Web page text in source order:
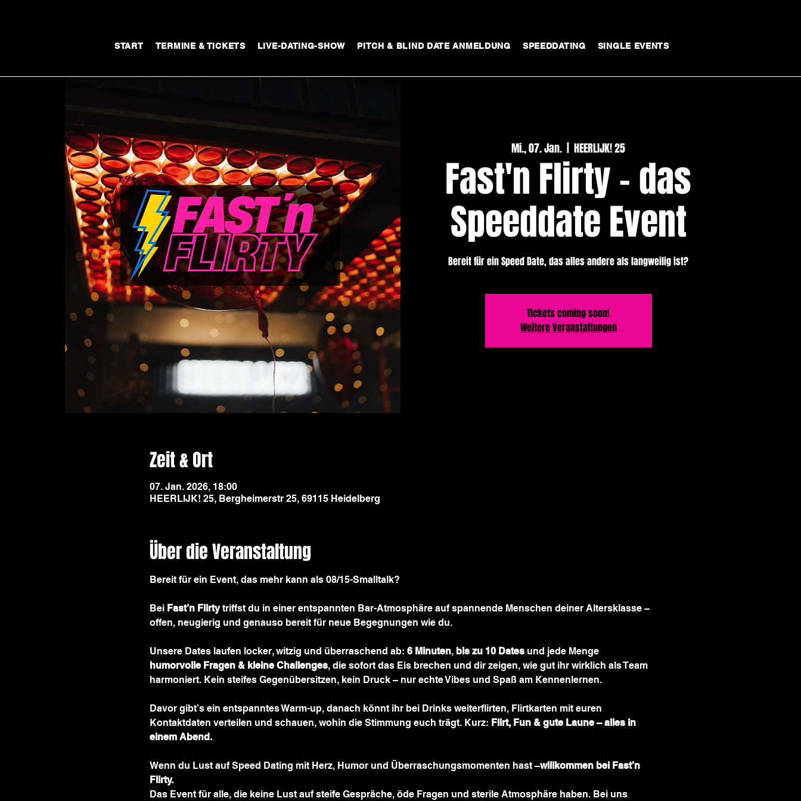
START TERMINE & TICKETS LIVE-DATING-SHOW PITCH & BLIND DATE ANMELDUNG SPEEDDATING SINGLE EVENTS
Mi., 07. Jan.
  |
HEERLIJK! 25
Fast'n Flirty - das
Speeddate Event
​Bereit für ein Speed Date, das alles andere als langweilig ist?
Tickets coming soon!
Weitere Veranstaltungen
Zeit & Ort
07. Jan. 2026, 18:00
HEERLIJK! 25, Bergheimerstr 25, 69115 Heidelberg
Über die Veranstaltung
Bereit für ein Event, das mehr kann als 08/15-Smalltalk?
Bei Fast’n Flirty triffst du in einer entspannten Bar-Atmosphäre auf spannende Menschen deiner Altersklasse –
offen, neugierig und genauso bereit für neue Begegnungen wie du.
Unsere Dates laufen locker, witzig und überraschend ab: 6 Minuten, bis zu 10 Dates und jede Menge
humorvolle Fragen & kleine Challenges, die sofort das Eis brechen und dir zeigen, wie gut ihr wirklich als Team
harmoniert. Kein steifes Gegenübersitzen, kein Druck – nur echte Vibes und Spaß am Kennenlernen.
Davor gibt’s ein entspanntes Warm-up, danach könnt ihr bei Drinks weiterflirten, Flirtkarten mit euren
Kontaktdaten verteilen und schauen, wohin die Stimmung euch trägt. Kurz: Flirt, Fun & gute Laune – alles in
einem Abend.
Wenn du Lust auf Speed Dating mit Herz, Humor und Überraschungsmomenten hast –willkommen bei Fast’n
Flirty.
Das Event für alle, die keine Lust auf steife Gespräche, öde Fragen und sterile Atmosphäre haben. Bei uns